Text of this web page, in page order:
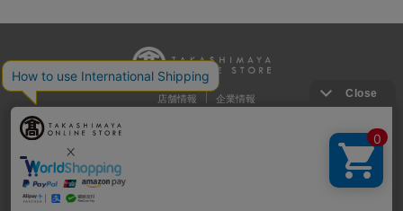
店舗情報 企業情報
推奨環境 特定商取引法に基づく表示
プライバシーポリシー
Cookie等の第三者提供について
ウェブアクセシビリティ方針